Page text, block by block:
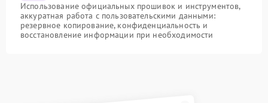
Использование официальных прошивок и инструментов,
аккуратная работа с пользовательскими данными:
резервное копирование, конфиденциальность и
восстановление информации при необходимости